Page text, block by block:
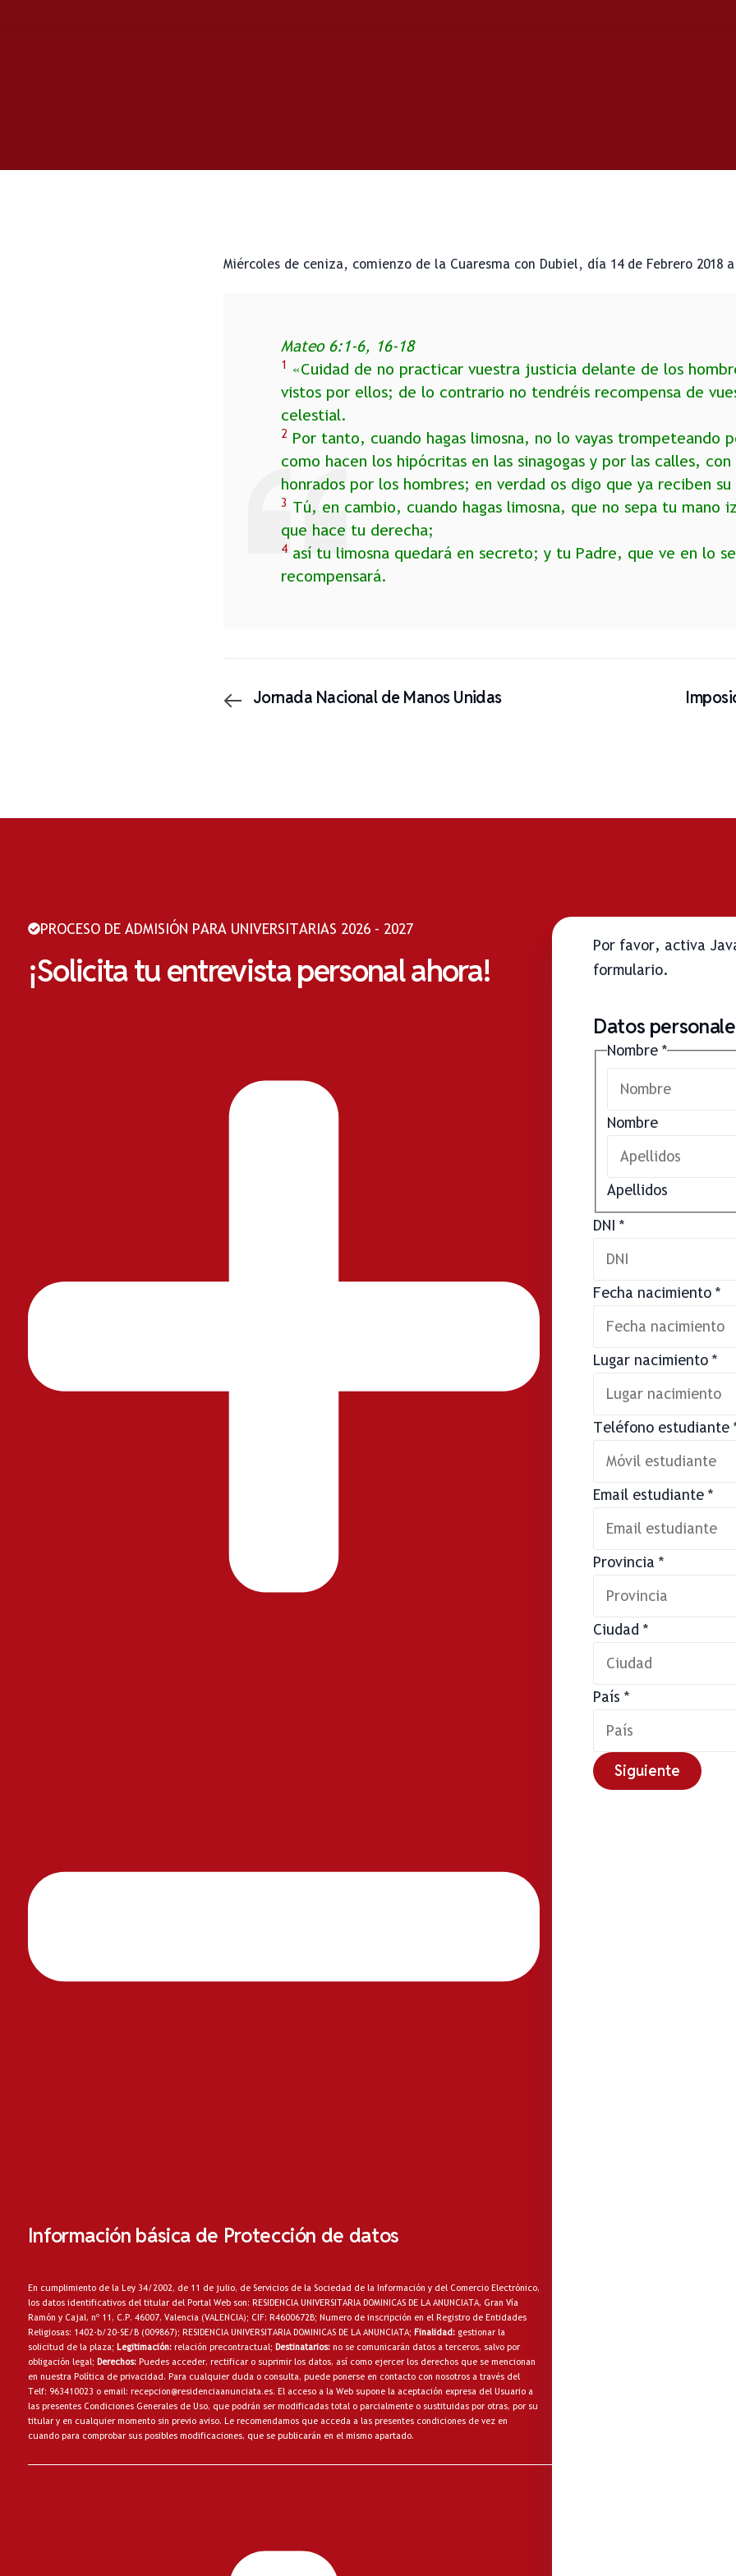
Miércoles de ceniza, comienzo de la Cuaresma con Dubiel, día 14 de Febrero 2018
Mateo 6:1-6, 16-18
1 «Cuidad de no practicar vuestra justicia delante de los
vistos por ellos; de lo contrario no tendréis recompensa de
celestial.
2Por tanto, cuando hagas limosna, no lo vayas trompeteando
como hacen los hipócritas en las sinagogas y por las calles,
honrados por los hombres; en verdad os digo que ya reciben su
3 Tú, en cambio, cuando hagas limosna, que no sepa tu mano
que hace tu derecha;
4así tu limosna quedará en secreto; y tu Padre, que ve en lo
recompensará.
Jornada Nacional de Manos Unidas
PROCESO DE ADMISIÓN PARA UNIVERSITARIAS 2026 - 2027
¡Solicita tu entrevista personal ahora!
Información básica de Protección de datos
En cumplimiento de la Ley 34/2002, de 11 de julio, de Servicios de la Sociedad de la Información y del Comercio Electrónico,
los datos identificativos del titular del Portal Web son: RESIDENCIA UNIVERSITARIA DOMINICAS DE LA ANUNCIATA, Gran Vía
Ramón y Cajal, nº 11, C.P. 46007, Valencia (VALENCIA); CIF: R4600672B; Numero de inscripción en el Registro de Entidades
Religiosas: 1402-b/20-SE/B (009867); RESIDENCIA UNIVERSITARIA DOMINICAS DE LA ANUNCIATA; Finalidad: gestionar la
solicitud de la plaza; Legitimación: relación precontractual; Destinatarios: no se comunicarán datos a terceros, salvo por
obligación legal; Derechos: Puedes acceder, rectificar o suprimir los datos, así como ejercer los derechos que se mencionan
en nuestra Política de privacidad. Para cualquier duda o consulta, puede ponerse en contacto con nosotros a través del
Telf: 963410023 o email: recepcion@residenciaanunciata.es. El acceso a la Web supone la aceptación expresa del Usuario a
las presentes Condiciones Generales de Uso, que podrán ser modificadas total o parcialmente o sustituidas por otras, por su
titular y en cualquier momento sin previo aviso. Le recomendamos que acceda a las presentes condiciones de vez en
cuando para comprobar sus posibles modificaciones, que se publicarán en el mismo apartado.
Por favor, activa
formulario.
Datos
Nombre*
Nombre
Apellidos
DNI *
Fecha nacimiento *
Lugar nacimiento *
Teléfono estudiante
Email estudiante *
Provincia *
Ciudad *
País *
Siguiente